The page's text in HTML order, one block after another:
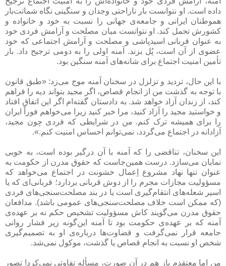
داده است. او نتوانست بار ناراحتی وجدان و سنگینی نگاه شماتت‌بار
هموطنان ایرانی و جامعه‌ی جهانی را نسبت به خود و خانواده و
کشورش تحمل کند. او نتوانست میان مصلحت و آرامش فردی خود
به عنوان قربانی اسیدپاشی و مصلحت و آرامش اجتماعی که خود
عضوی از آن است، پُل بزند. آمنه اولی را به دومی ترجیح داد. بار
تأمین امنیت اجتماع برای شانه‌های آمنه سنگین بود.
با این حال، تردید و تزلزل در سخنان آمنه موج می‌زد: «طبق قانون
با توجه به گذشت من از انجام قصاص، اگر مجید بتواند دیه را فراهم
کند، از زندان آزاد خواهد شد. به دادستان گفته‌ام اگر این اتفاق افتاد
و خواستید مجید را آزاد کنید، مرا خبر کنید زیرا می‌خواهم فوراً ایران
را برای همیشه ترک کنم. من در شرایطی که فردی چون مجید،
آزادانه در اجتماع می‌گردد، نمی‌توانم احساس امنیت کنم.».
این سخنان، تناقضی را که آمنه با آن درگیر بوده است، به خوبی
نمایان می‌سازد. درست همین‌جاست که حقوق مدرن از حکومت به
عنوان تنها نهاد مشروع اِعمال خشونت در اجتماع می‌خواهد که
مسؤولیت مجازات مجرم را از دوش قربانی بردارد؛ قربانی‌ای که یا
اسیر شعله‌های انتقام‌گیری است یا در بند مصلحت‌سنجی‌های فردی
(که ممکن است خلاف مصلحت‌سنجی‌های عمومی باشد). مدافعان
حقوق مدرن می‌گویند کاش مسؤولیت تشخیص حکم نه بر عهده‌ی
آمنه که بر عهده‌ی حکومت بود تا آمنه این‌گونه زیر فشار روانی
جامعه قرار نمی‌گرفت و قضاوت‌ها درباره‌ی او به تصمیم‌گیری
شخص او نسبت به انجام قصاص یا گذشت، موکول نمی‌شد.
من اما معتقدم باز هم در آن صورت، مسأله تفاوتی نمی‌کرد! تصور